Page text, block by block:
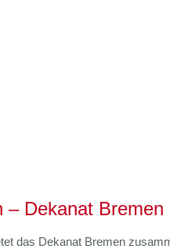
Dekanat
das Dekanat Bremen